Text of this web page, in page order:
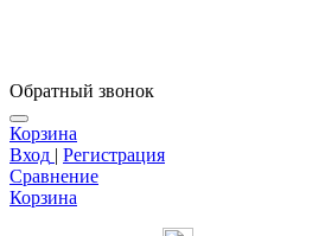
Обратный звонок
Корзина
Вход | Регистрация
Сравнение
Корзина